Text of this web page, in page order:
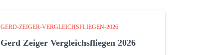
GERD-ZEIGER-VERGLEICHSFLIEGEN-2026
Gerd Zeiger Vergleichsfliegen 2026